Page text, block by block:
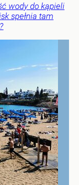
wody do kąpieli
spełnia tam